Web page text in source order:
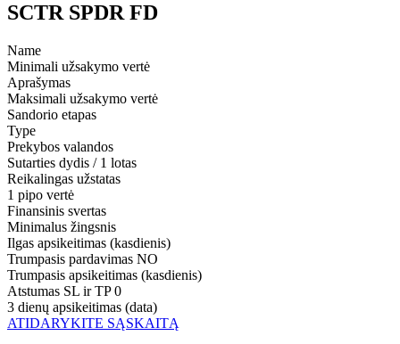
SCTR SPDR FD
Name
Minimali užsakymo vertė
Aprašymas
Maksimali užsakymo vertė
Sandorio etapas
Type
Prekybos valandos
Sutarties dydis / 1 lotas
Reikalingas užstatas
1 pipo vertė
Finansinis svertas
Minimalus žingsnis
Ilgas apsikeitimas (kasdienis)
Trumpasis pardavimas NO
Trumpasis apsikeitimas (kasdienis)
Atstumas SL ir TP 0
3 dienų apsikeitimas (data)
ATIDARYKITE SĄSKAITĄ